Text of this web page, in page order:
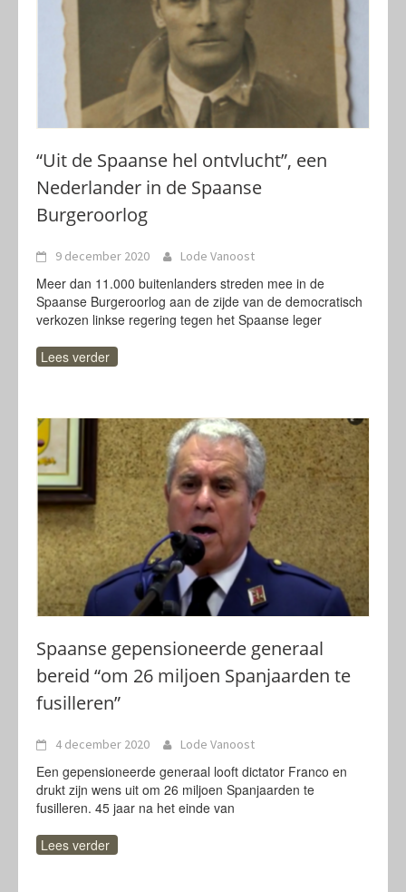
“Uit de Spaanse hel ontvlucht”, een
Nederlander in de Spaanse
Burgeroorlog
9 december 2020 Lode Vanoost
Meer dan 11.000 buitenlanders streden mee in de
Spaanse Burgeroorlog aan de zijde van de democratisch
verkozen linkse regering tegen het Spaanse leger
Lees verder
Spaanse gepensioneerde generaal
bereid “om 26 miljoen Spanjaarden te
fusilleren”
4 december 2020 Lode Vanoost
Een gepensioneerde generaal looft dictator Franco en
drukt zijn wens uit om 26 miljoen Spanjaarden te
fusilleren. 45 jaar na het einde van
Lees verder